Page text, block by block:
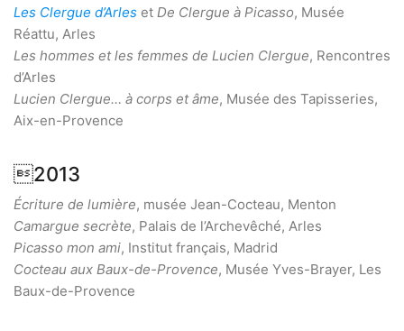
Les Clergue d’Arles et De Clergue à Picasso, Musée
Réattu, Arles
Les hommes et les femmes de Lucien Clergue, Rencontres
d’Arles
Lucien Clergue… à corps et âme, Musée des Tapisseries,
Aix-en-Provence
2013
Écriture de lumière, musée Jean-Cocteau, Menton
Camargue secrète, Palais de l’Archevêché, Arles
Picasso mon ami, Institut français, Madrid
Cocteau aux Baux-de-Provence, Musée Yves-Brayer, Les
Baux-de-Provence